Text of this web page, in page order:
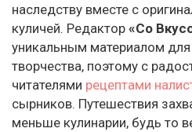
наследству вместе с
куличей. Редактор «Со
уникальным материалом для
творчества, поэтому с
читателями рецептами
сырников. Путешествия
меньше кулинарии, будь то